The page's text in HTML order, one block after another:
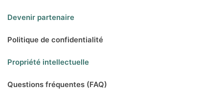
Devenir partenaire
Politique de confidentialité
Propriété intellectuelle
Questions fréquentes (FAQ)